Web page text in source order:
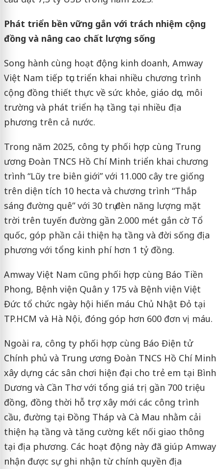
Phát triển bền vững gắn với trách nhiệm cộng
đồng và nâng cao chất lượng sống
Song hành cùng hoạt động kinh doanh, Amway
Việt Nam tiếp tục triển khai nhiều chương trình
cộng đồng thiết thực về sức khỏe, giáo dục, môi
trường và phát triển hạ tầng tại nhiều địa
phương trên cả nước.
Trong năm 2025, công ty phối hợp cùng Trung
ương Đoàn TNCS Hồ Chí Minh triển khai chương
trình “Lũy tre biên giới” với 11.000 cây tre giống
trên diện tích 10 hecta và chương trình “Thắp
sáng đường quê” với 30 trụ đèn năng lượng mặt
trời trên tuyến đường gần 2.000 mét gắn cờ Tổ
quốc, góp phần cải thiện hạ tầng và đời sống địa
phương với tổng kinh phí hơn 1 tỷ đồng.
Amway Việt Nam cũng phối hợp cùng Báo Tiền
Phong, Bệnh viện Quân y 175 và Bệnh viện Việt
Đức tổ chức ngày hội hiến máu Chủ Nhật Đỏ tại
TP.HCM và Hà Nội, đóng góp hơn 600 đơn vị máu.
Ngoài ra, công ty phối hợp cùng Báo Điện tử
Chính phủ và Trung ương Đoàn TNCS Hồ Chí Minh
xây dựng các sân chơi hiện đại cho trẻ em tại Bình
Dương và Cần Thơ với tổng giá trị gần 700 triệu
đồng, đồng thời hỗ trợ xây mới các công trình
cầu, đường tại Đồng Tháp và Cà Mau nhằm cải
thiện hạ tầng và tăng cường kết nối giao thông
tại địa phương. Các hoạt động này đã giúp Amway
nhận được sự ghi nhận từ chính quyền địa